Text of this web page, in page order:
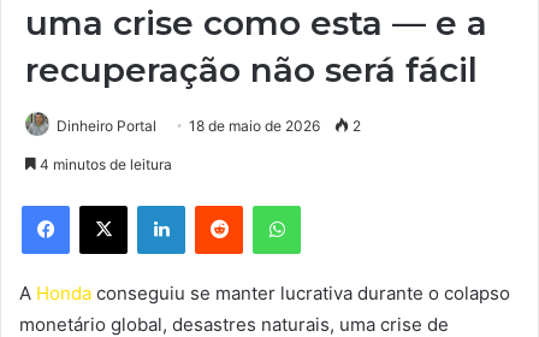
uma crise como esta — e a
recuperação não será fácil
Dinheiro Portal 18 de maio de 2026 2
4 minutos de leitura
Facebook
X LinkedinReddit WhatsApp
A Honda conseguiu se manter lucrativa durante o colapso
monetário global, desastres naturais, uma crise de